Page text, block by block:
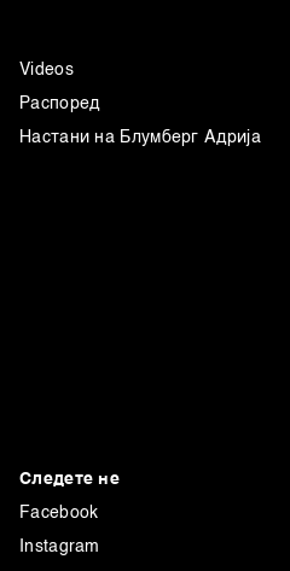
Videos
Распоред
Настани на Блумберг Адрија
Следете не
Facebook
Instagram